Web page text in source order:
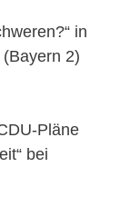
in
(Bayern 2)
bei